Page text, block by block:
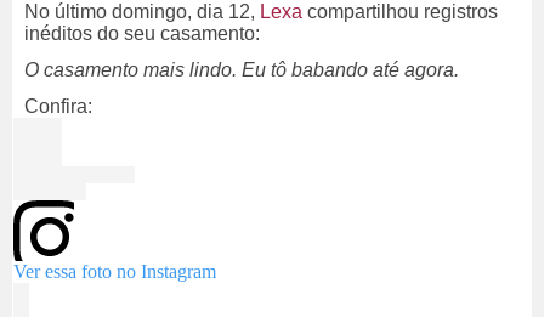
No último domingo, dia 12, Lexa compartilhou registros
inéditos do seu casamento:
O casamento mais lindo. Eu tô babando até agora.
Confira:
Ver essa foto no Instagram